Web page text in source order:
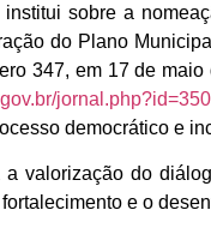
sobre a
do Plano
347, em 17 de
democrático e
valorização do
e o